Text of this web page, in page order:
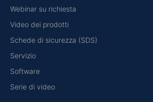
Webinar su richiesta
Video dei prodotti
Schede di sicurezza (SDS)
Servizio
Software
Serie di video